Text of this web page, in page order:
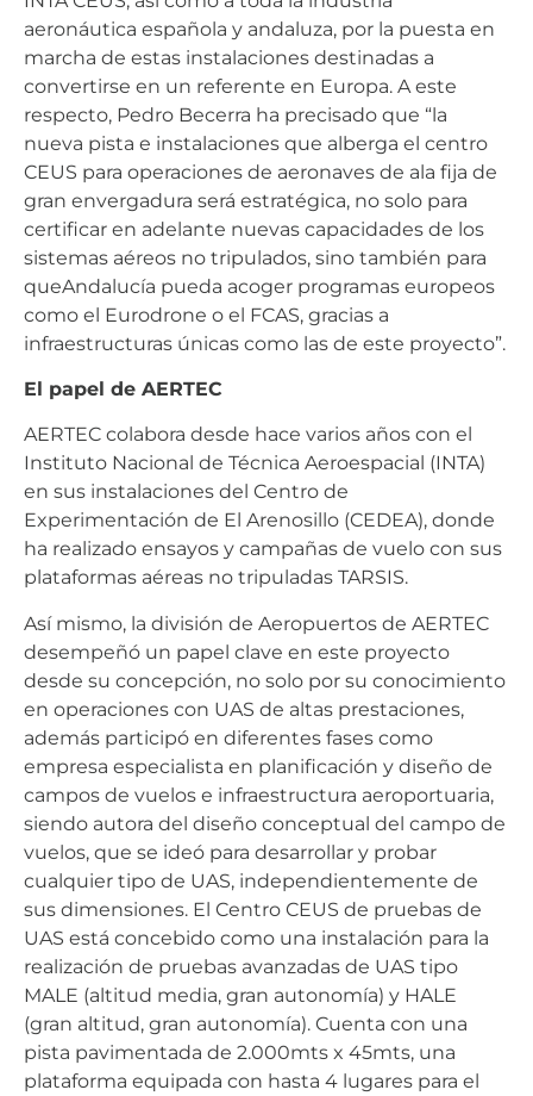
aeronáutica española y andaluza, por la puesta en
marcha de estas instalaciones destinadas a
convertirse en un referente en Europa. A este
respecto, Pedro Becerra ha precisado que “la
nueva pista e instalaciones que alberga el centro
CEUS para operaciones de aeronaves de ala fija de
gran envergadura será estratégica, no solo para
certificar en adelante nuevas capacidades de los
sistemas aéreos no tripulados, sino también para
queAndalucía pueda acoger programas europeos
como el Eurodrone o el FCAS, gracias a
infraestructuras únicas como las de este proyecto”.
El papel de AERTEC
AERTEC colabora desde hace varios años con el
Instituto Nacional de Técnica Aeroespacial (INTA)
en sus instalaciones del Centro de
Experimentación de El Arenosillo (CEDEA), donde
ha realizado ensayos y campañas de vuelo con sus
plataformas aéreas no tripuladas TARSIS.
Así mismo, la división de Aeropuertos de AERTEC
desempeñó un papel clave en este proyecto
desde su concepción, no solo por su conocimiento
en operaciones con UAS de altas prestaciones,
además participó en diferentes fases como
empresa especialista en planificación y diseño de
campos de vuelos e infraestructura aeroportuaria,
siendo autora del diseño conceptual del campo de
vuelos, que se ideó para desarrollar y probar
cualquier tipo de UAS, independientemente de
sus dimensiones. El Centro CEUS de pruebas de
UAS está concebido como una instalación para la
realización de pruebas avanzadas de UAS tipo
MALE (altitud media, gran autonomía) y HALE
(gran altitud, gran autonomía). Cuenta con una
pista pavimentada de 2.000mts x 45mts, una
plataforma equipada con hasta 4 lugares para el